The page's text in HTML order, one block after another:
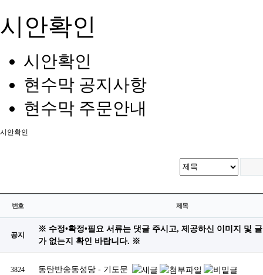
시안확인
시안확인
현수막 공지사항
현수막 주문안내
시안확인
번호 제목
공지
※ 수정•확정•필요 서류는 댓글 주시고, 제공하신 이미지 및
가 없는지 확인 바랍니다. ※
3824 동탄반송동성당 - 기도문